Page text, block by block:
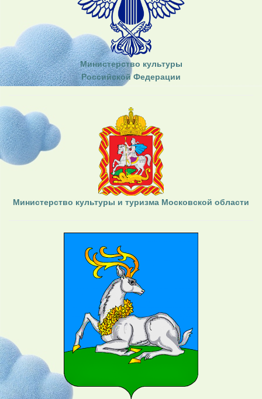
Министерство культуры
Российской Федерации
Министерство культуры и туризма Московской области